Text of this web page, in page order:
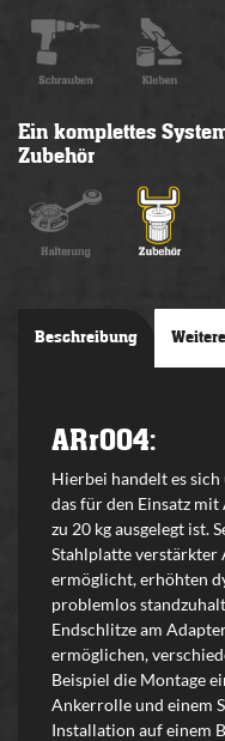
Ein komplettes
Zubehör
Beschreibung
ARr004:
Hierbei handelt es
das für den Einsatz
zu 20 kg ausgelegt ist.
Stahlplatte verstärkter
ermöglicht, erhöhten
problemlos
Endschlitze am
ermöglichen,
Beispiel die Montage
Ankerrolle und einem
Installation auf einem